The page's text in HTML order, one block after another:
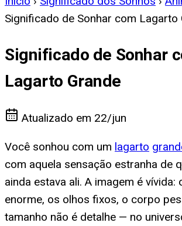
Significado de Sonhar com Lagarto
Significado de Sonhar
Lagarto Grande
Atualizado em 22/jun
Você sonhou com um lagarto
com aquela sensação estranha de
ainda estava ali. A imagem é vívida:
enorme, os olhos fixos, o corpo
tamanho não é detalhe — no